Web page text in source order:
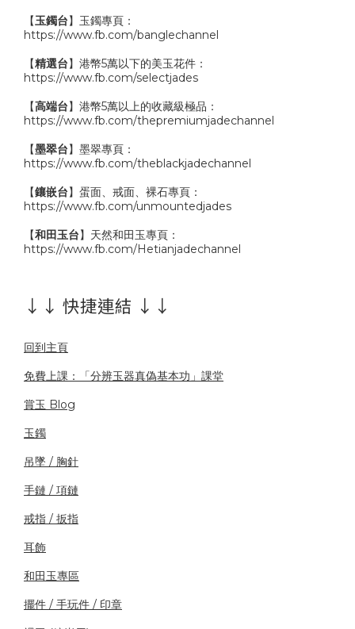
【玉鐲台】玉鐲專頁：
https://www.fb.com/banglechannel
【精選台】港幣5萬以下的美玉花件：
https://www.fb.com/selectjades
【高端台】港幣5萬以上的收藏級極品：
https://www.fb.com/thepremiumjadechannel
【墨翠台】墨翠專頁：
https://www.fb.com/theblackjadechannel
【鑲嵌台】蛋面、戒面、裸石專頁：
https://www.fb.com/unmountedjades
【和田玉台】天然和田玉專頁：
https://www.fb.com/Hetianjadechannel
↓↓ 快捷連結 ↓↓
回到主頁
免費上課：「分辨玉器真偽基本功」課堂
賞玉 Blog
玉鐲
吊墜 / 胸針
手鏈 / 項鏈
戒指 / 扳指
耳飾
和田玉專區
擺件 / 手玩件 / 印章